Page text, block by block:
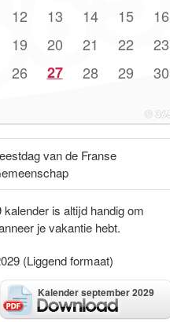
12 13 14 15 16
19 20 21 22 23
26 27 28 29 30
van de Franse
is altijd handig om
je vakantie hebt.
(Liggend formaat)
Kalender september 2029